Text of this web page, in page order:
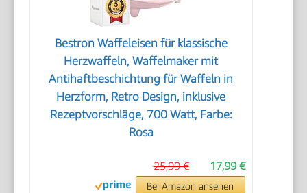
Bestron Waffeleisen für klassische
Herzwaffeln, Waffelmaker mit
Antihaftbeschichtung für Waffeln in
Herzform, Retro Design, inklusive
Rezeptvorschläge, 700 Watt, Farbe:
Rosa
17,99 €
25,99 €
Bei Amazon ansehen